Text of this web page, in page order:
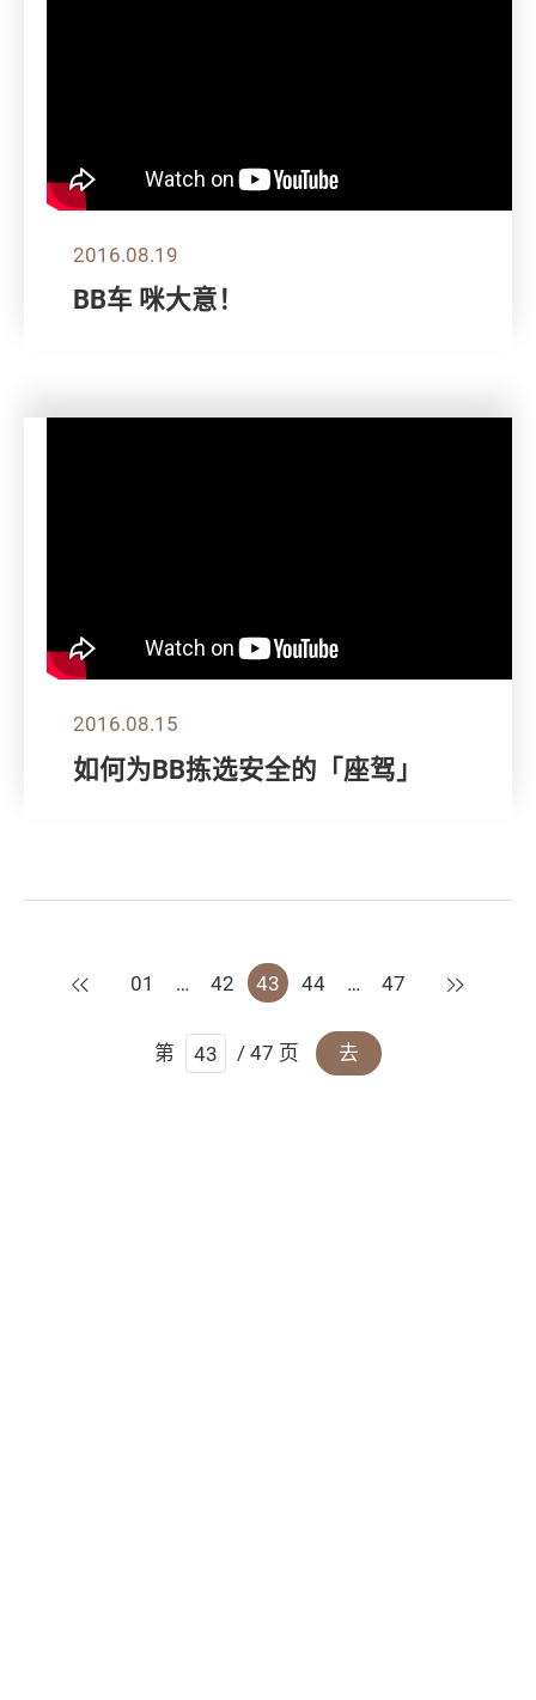
2016.08.19
BB车 咪大意！
2016.08.15
如何为BB拣选安全的「座驾」
上一页
01 … 42 43 44 … 47 下一页
第 / 47 页 去